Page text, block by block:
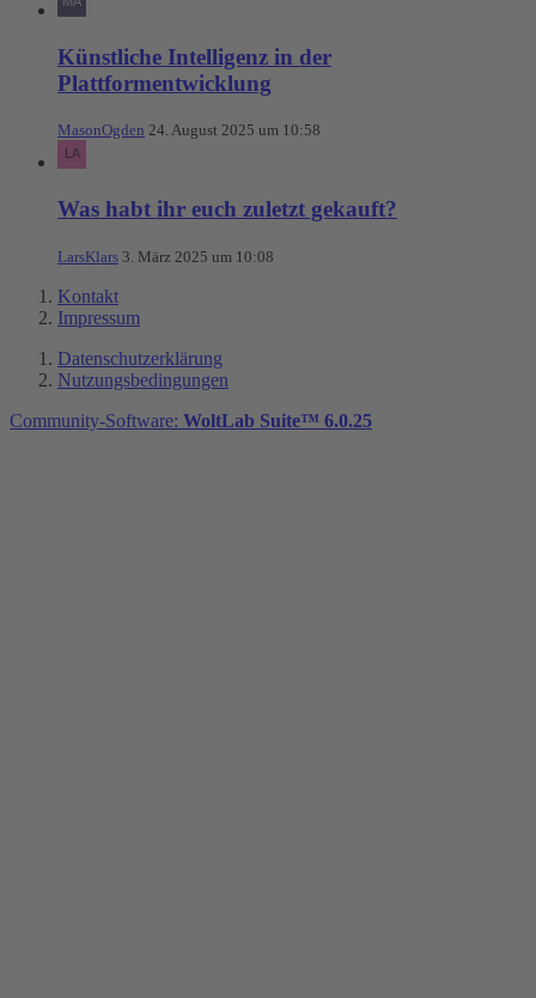
Künstliche Intelligenz in der
Plattformentwicklung
MasonOgden 24. August 2025 um 10:58
Was habt ihr euch zuletzt gekauft?
LarsKlars 3. März 2025 um 10:08
Kontakt
Impressum
Datenschutzerklärung
Nutzungsbedingungen
Community-Software: WoltLab Suite™ 6.0.25